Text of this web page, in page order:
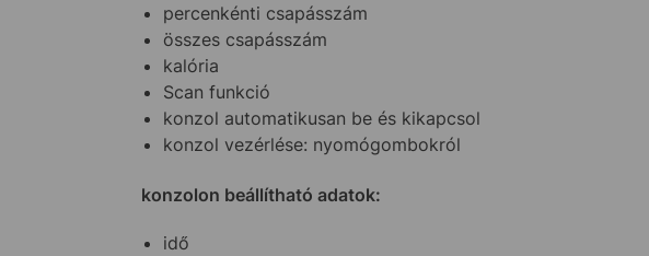
percenkénti csapásszám
összes csapásszám
kalória
Scan funkció
konzol automatikusan be és kikapcsol
konzol vezérlése: nyomógombokról
konzolon beállítható adatok:
idő